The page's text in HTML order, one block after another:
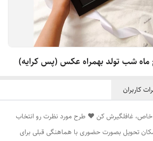
ماه شب تولد بهمراه عکس (پس کرایه)
کاربران
غافلگیرش کن ❤️ طرح مورد نظرت رو انتخاب
تحویل بصورت حضوری با هماهنگی قبلی برای